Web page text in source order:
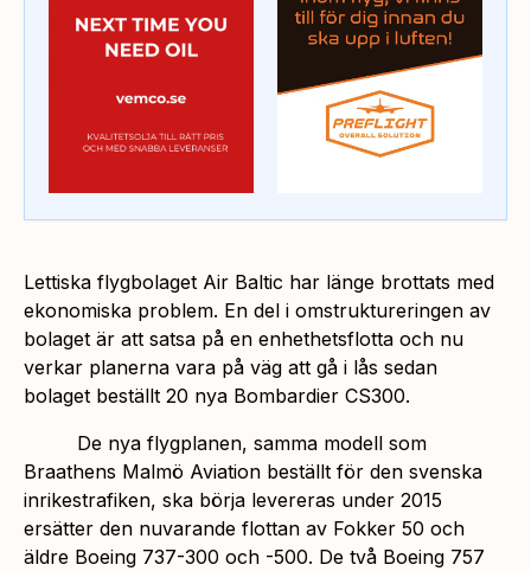
Lettiska flygbolaget Air Baltic har länge brottats med
ekonomiska problem. En del i omstruktureringen av
bolaget är att satsa på en enhethetsflotta och nu
verkar planerna vara på väg att gå i lås sedan
bolaget beställt 20 nya Bombardier CS300.
De nya flygplanen, samma modell som
Braathens Malmö Aviation beställt för den svenska
inrikestrafiken, ska börja levereras under 2015
ersätter den nuvarande flottan av Fokker 50 och
äldre Boeing 737-300 och -500. De två Boeing 757